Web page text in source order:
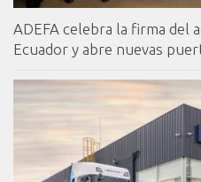
ADEFA celebra la firma del
Ecuador y abre nuevas